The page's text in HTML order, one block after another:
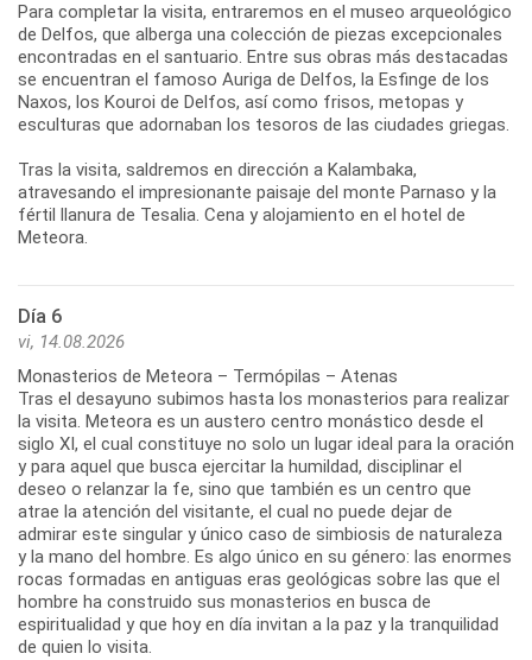
Para completar la visita, entraremos en el museo arqueológico
de Delfos, que alberga una colección de piezas excepcionales
encontradas en el santuario. Entre sus obras más destacadas
se encuentran el famoso Auriga de Delfos, la Esfinge de los
Naxos, los Kouroi de Delfos, así como frisos, metopas y
esculturas que adornaban los tesoros de las ciudades griegas.
Tras la visita, saldremos en dirección a Kalambaka,
atravesando el impresionante paisaje del monte Parnaso y la
fértil llanura de Tesalia. Cena y alojamiento en el hotel de
Día 6
vi, 14.08.2026
Monasterios de Meteora – Termópilas – Atenas
Tras el desayuno subimos hasta los monasterios para realizar
la visita. Meteora es un austero centro monástico desde el
siglo XI, el cual constituye no solo un lugar ideal para la oración
y para aquel que busca ejercitar la humildad, disciplinar el
deseo o relanzar la fe, sino que también es un centro que
atrae la atención del visitante, el cual no puede dejar de
admirar este singular y único caso de simbiosis de naturaleza
y la mano del hombre. Es algo único en su género: las enormes
rocas formadas en antiguas eras geológicas sobre las que el
hombre ha construido sus monasterios en busca de
espiritualidad y que hoy en día invitan a la paz y la tranquilidad
de quien lo visita.